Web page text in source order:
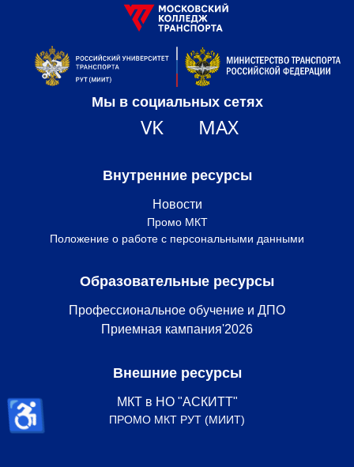
Мы в социальных сетях
VK MAX
Внутренние ресурсы
Новости
Промо МКТ
Положение о работе с персональными данными
Образовательные ресурсы
Профессиональное обучение и ДПО
Приемная кампания'2026
Внешние ресурсы
МКТ в НО "АСКИТТ"
ПРОМО МКТ РУТ (МИИТ)